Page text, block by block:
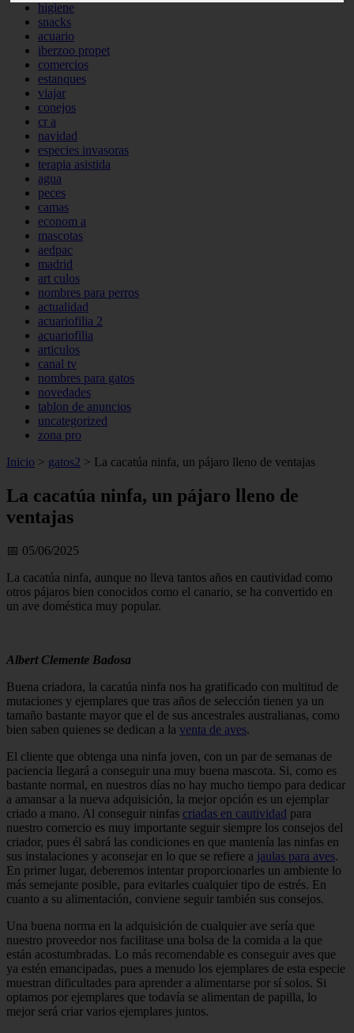
higiene
snacks
acuario
iberzoo propet
comercios
estanques
viajar
conejos
cr a
navidad
especies invasoras
terapia asistida
agua
peces
camas
econom a
mascotas
aedpac
madrid
art culos
nombres para perros
actualidad
acuariofilia 2
acuariofilia
articulos
canal tv
nombres para gatos
novedades
tablon de anuncios
uncategorized
zona pro
Inicio > gatos2 > La cacatúa ninfa, un pájaro lleno de ventajas
La cacatúa ninfa, un pájaro lleno de
ventajas
📅 05/06/2025
La cacatúa ninfa, aunque no lleva tantos años en cautividad como
otros pájaros bien conocidos como el canario, se ha convertido en
un ave doméstica muy popular.
Albert Clemente Badosa
Buena criadora, la cacatúa ninfa nos ha gratificado con multitud de
mutaciones y ejemplares que tras años de selección tienen ya un
tamaño bastante mayor que el de sus ancestrales australianas, como
bien saben quienes se dedican a la venta de aves.
El cliente que obtenga una ninfa joven, con un par de semanas de
paciencia llegará a conseguir una muy buena mascota. Si, como es
bastante normal, en nuestros días no hay mucho tiempo para dedicar
a amansar a la nueva adquisición, la mejor opción es un ejemplar
criado a mano. Al conseguir ninfas criadas en cautividad para
nuestro comercio es muy importante seguir siempre los consejos del
criador, pues él sabrá las condiciones en que mantenía las ninfas en
sus instalaciones y aconsejar en lo que se refiere a jaulas para aves.
En primer lugar, deberemos intentar proporcionarles un ambiente lo
más semejante posible, para evitarles cualquier tipo de estrés. En
cuanto a su alimentación, conviene seguir también sus consejos.
Una buena norma en la adquisición de cualquier ave sería que
nuestro proveedor nos facilitase una bolsa de la comida a la que
están acostumbradas. Lo más recomendable es conseguir aves que
ya estén emancipadas, pues a menudo los ejemplares de esta especie
muestran dificultades para aprender a alimentarse por sí solos. Si
optamos por ejemplares que todavía se alimentan de papilla, lo
mejor será criar varios ejemplares juntos.